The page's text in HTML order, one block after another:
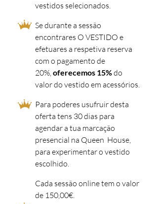
vestidos selecionados.
Se durante a sessão
encontrares O VESTIDO e
efetuares a respetiva reserva
com o pagamento de
20%,oferecemos 15%do
valor do vestido em acessórios.
Para poderes usufruir desta
oferta tens 30 dias para
agendar a tua marcação
presencial na Queen House,
para experimentar o vestido
escolhido.
Cada sessão online tem o valor
de 150,00€.